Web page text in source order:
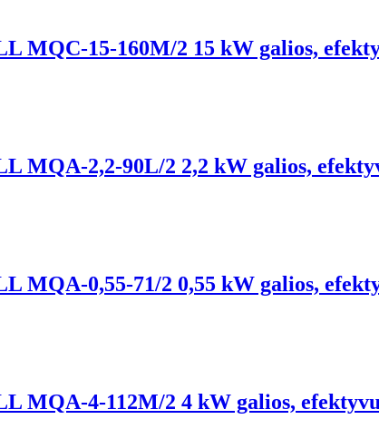
15-160M/2 15 kW galios,
2,2-90L/2 2,2 kW galios,
0,55-71/2 0,55 kW galios,
4-112M/2 4 kW galios,